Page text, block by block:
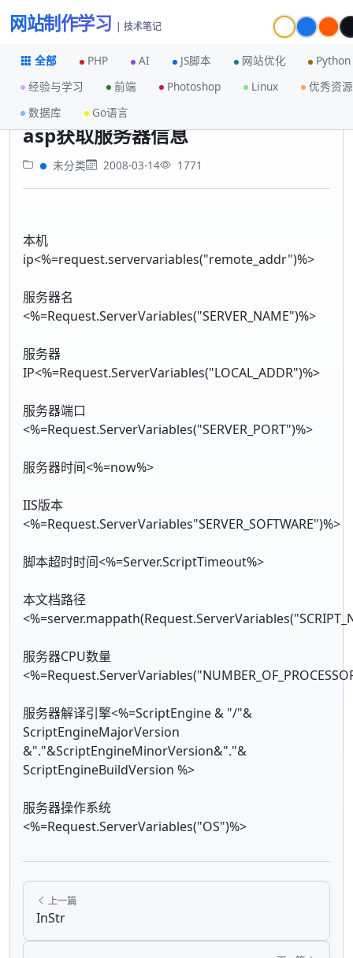
网站制作学习 | 技术笔记
全部 PHP AI JS脚本 网站优化
Python
经验与学习
前端 Photoshop Linux
优秀资源
数据库
Go语言
首页 未分类 asp获取服务器信息
asp获取服务器信息
未分类 2008-03-14 1771
本机
ip<%=request.servervariables("remote_addr")%>
服务器名
<%=Request.ServerVariables("SERVER_NAME")%>
服务器
IP<%=Request.ServerVariables("LOCAL_ADDR")%>
服务器端口
<%=Request.ServerVariables("SERVER_PORT")%>
服务器时间<%=now%>
IIS版本
<%=Request.ServerVariables"SERVER_SOFTWARE")%>
脚本超时时间<%=Server.ScriptTimeout%>
本文档路径
服务器CPU数量
服务器解译引擎<%=ScriptEngine & "/"&
ScriptEngineMajorVersion
&"."&ScriptEngineMinorVersion&"."&
ScriptEngineBuildVersion %>
服务器操作系统
<%=Request.ServerVariables("OS")%>
上一篇
InStr